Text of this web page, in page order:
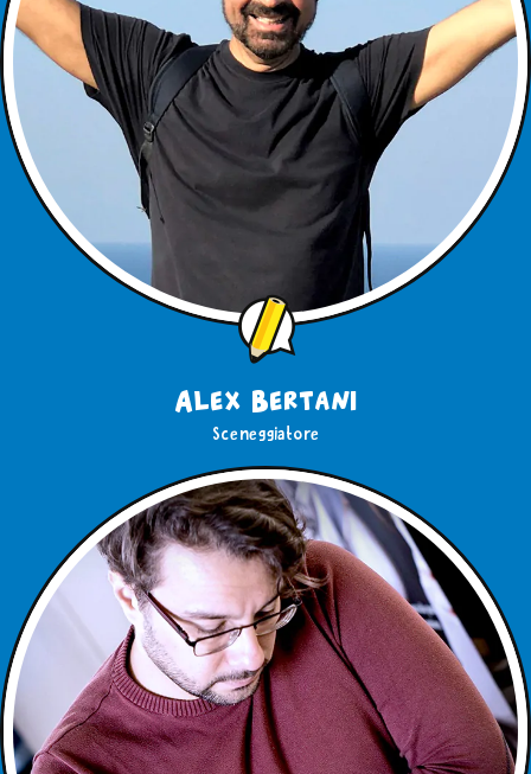
Alex Bertani
Sceneggiatore